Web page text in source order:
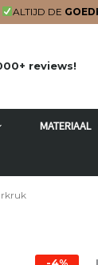
ALTIJD DE
reviews!
MATERIAAL
-4%